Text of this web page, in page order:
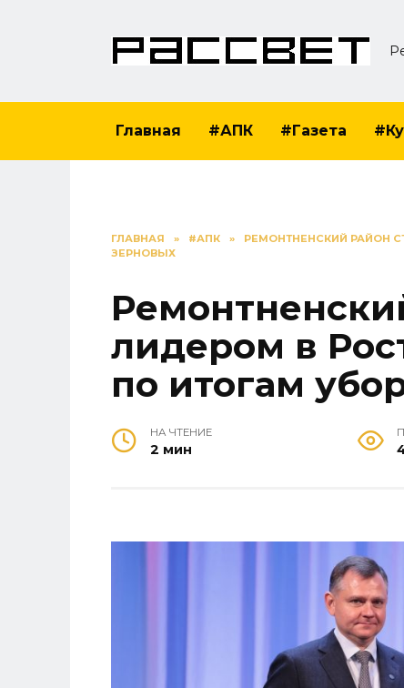
Главная #АПК #Газета
ГЛАВНАЯ » #АПК »
РЕМОНТНЕНСКИЙ РАЙОН
ЗЕРНОВЫХ
лидером в
по итогам
НА ЧТЕНИЕ
2 мин